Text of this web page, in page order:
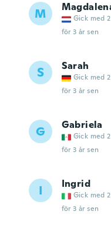
M Gick med
för 3 år sen
S Sarah
Gick med
för 3 år sen
G Gabriela
Gick med
för 3 år sen
I Ingrid
Gick med
för 3 år sen